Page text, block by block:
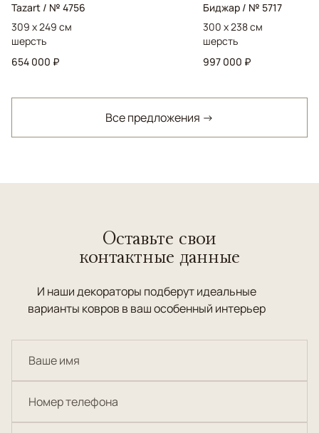
Tazart / № 4756
309 x 249 см
шерсть
654 000 ₽
Биджар / № 5717
300 x 238 см
шерсть
997 000 ₽
Все предложения →
Оставьте свои
контактные данные
И наши декораторы подберут идеальные
варианты ковров в ваш особенный интерьер